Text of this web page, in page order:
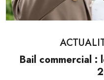
Bail commercial :